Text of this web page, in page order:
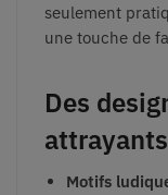
seulement
une touche de
Des
attrayants
Motifs